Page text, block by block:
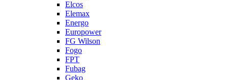
Elcos
Elemax
Energo
Europower
FG Wilson
Fogo
FPT
Fubag
Geko